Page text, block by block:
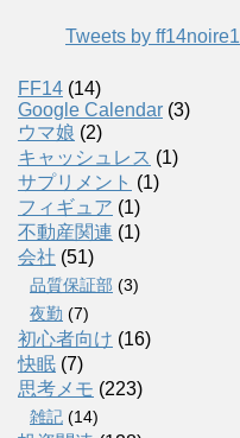
Tweets by ff14noire1
FF14 (14)
Google Calendar (3)
ウマ娘 (2)
キャッシュレス (1)
サプリメント (1)
フィギュア (1)
不動産関連 (1)
会社 (51)
品質保証部 (3)
夜勤 (7)
初心者向け (16)
快眠 (7)
思考メモ (223)
雑記 (14)